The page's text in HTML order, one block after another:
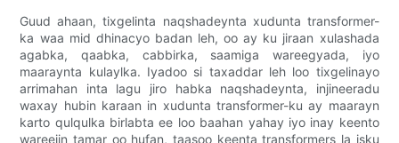
Guud ahaan, tixgelinta naqshadeynta xudunta transformer-
ka waa mid dhinacyo badan leh, oo ay ku jiraan xulashada
agabka, qaabka, cabbirka, saamiga wareegyada, iyo
maaraynta kulaylka. Iyadoo si taxaddar leh loo tixgelinayo
arrimahan inta lagu jiro habka naqshadeynta, injineeradu
waxay hubin karaan in xudunta transformer-ku ay maarayn
karto qulqulka birlabta ee loo baahan yahay iyo inay keento
wareejin tamar oo hufan, taasoo keenta transformers la isku